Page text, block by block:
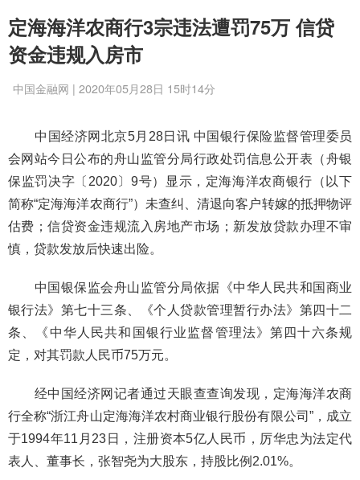
定海海洋农商行3宗违法遭罚75万 信贷
资金违规入房市
中国金融网 | 2020年05月28日 15时14分
中国经济网北京5月28日讯 中国银行保险监督管理委员
会网站今日公布的舟山监管分局行政处罚信息公开表（舟银
保监罚决字〔2020〕9号）显示，定海海洋农商银行（以下
简称“定海海洋农商行”）未查纠、清退向客户转嫁的抵押物评
估费；信贷资金违规流入房地产市场；新发放贷款办理不审
慎，贷款发放后快速出险。
中国银保监会舟山监管分局依据《中华人民共和国商业
银行法》第七十三条、《个人贷款管理暂行办法》第四十二
条、《中华人民共和国银行业监督管理法》第四十六条规
定，对其罚款人民币75万元。
经中国经济网记者通过天眼查查询发现，定海海洋农商
行全称“浙江舟山定海海洋农村商业银行股份有限公司”，成立
于1994年11月23日，注册资本5亿人民币，厉华忠为法定代
表人、董事长，张智尧为大股东，持股比例2.01%。